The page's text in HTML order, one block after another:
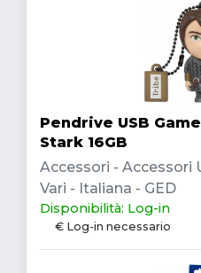
Pendrive USB
Stark 16GB
Accessori - Accessori
Vari - Italiana - GED
Disponibilità: Log-in
€ Log-in necessario